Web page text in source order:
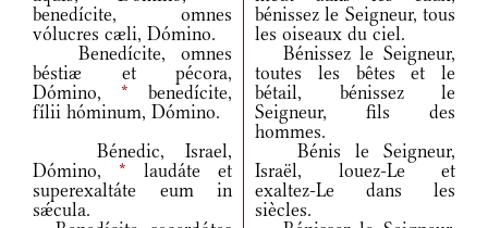
benedícite, omnes
vólucres cæli, Dómino.
bénissez le Seigneur, tous
les oiseaux du ciel.
Benedícite, omnes
béstiæ et pécora,
Dómino, * benedícite,
fílii hóminum, Dómino.
Bénissez le Seigneur,
toutes les bêtes et le
bétail, bénissez le
Seigneur, fils des
hommes.
Bénedic, Israel,
Dómino, * laudáte et
superexaltáte eum in
sǽcula.
Bénis le Seigneur,
Israël, louez-Le et
exaltez-Le dans les
siècles.